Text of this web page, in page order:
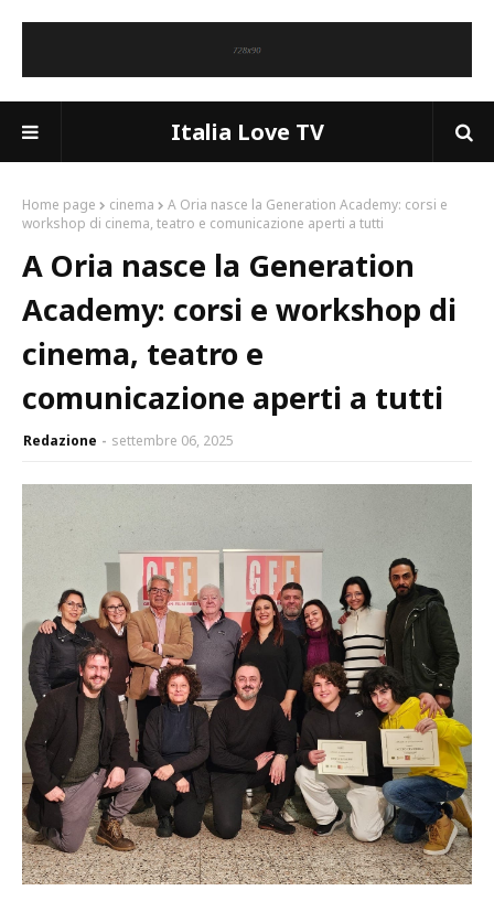
Italia Love TV
Home page cinema
A Oria nasce la Generation Academy: corsi e
workshop di cinema, teatro e comunicazione aperti a tutti
A Oria nasce la Generation
Academy: corsi e workshop di
cinema, teatro e
comunicazione aperti a tutti
Redazione settembre 06, 2025